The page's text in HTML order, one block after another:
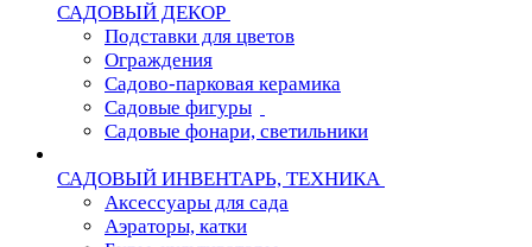
САДОВЫЙ ДЕКОР
Подставки для цветов
Ограждения
Садово-парковая керамика
Садовые фигуры
Садовые фонари, светильники
САДОВЫЙ ИНВЕНТАРЬ, ТЕХНИКА
Аксессуары для сада
Аэраторы, катки